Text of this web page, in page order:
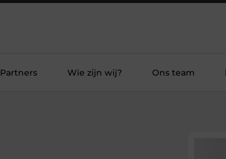
Partners Wie zijn wij? Ons team